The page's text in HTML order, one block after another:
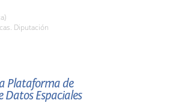
Diputación
Plataforma de
Espaciales